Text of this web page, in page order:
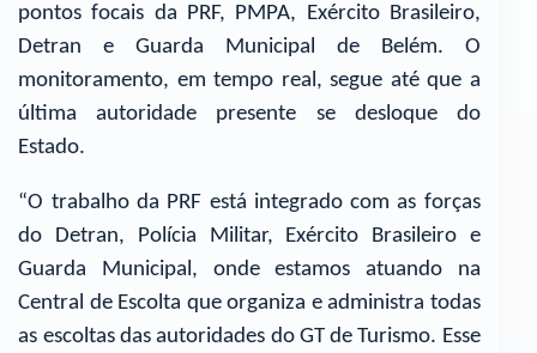
pontos focais da PRF, PMPA, Exército Brasileiro,
Detran e Guarda Municipal de Belém. O
monitoramento, em tempo real, segue até que a
última autoridade presente se desloque do
Estado.
“O trabalho da PRF está integrado com as forças
do Detran, Polícia Militar, Exército Brasileiro e
Guarda Municipal, onde estamos atuando na
Central de Escolta que organiza e administra todas
as escoltas das autoridades do GT de Turismo. Esse